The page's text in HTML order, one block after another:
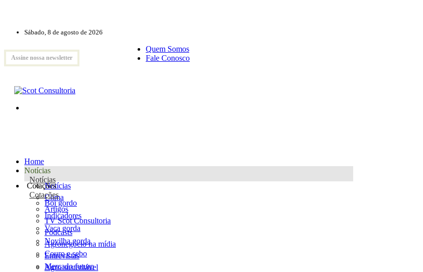
Sábado, 8 de agosto de 2026
Assine nossa newsletter
Quem Somos
Fale Conosco
Home
Notícias
Notícias
Notícias
Clima
Artigos
TV Scot Consultoria
Podcasts
Agronegócio na mídia
Entrevistas
Agro sustentável
Cotações
Cotações
Boi gordo
Indicadores
Vaca gorda
Novilha gorda
Couro e sebo
Mercado futuro